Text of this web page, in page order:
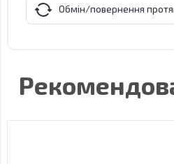
Обмін/повернення